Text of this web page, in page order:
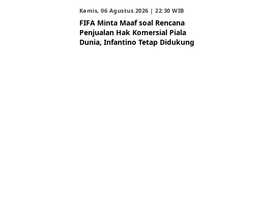
Kamis, 06 Agustus 2026 | 22:30 WIB
FIFA Minta Maaf soal Rencana
Penjualan Hak Komersial Piala
Dunia, Infantino Tetap Didukung